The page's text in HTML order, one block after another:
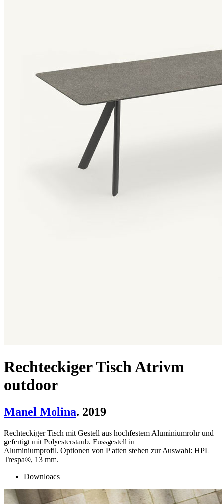
Rechteckiger Tisch Atrivm
outdoor
Manel Molina. 2019
Rechteckiger Tisch mit Gestell aus hochfestem Aluminiumrohr und
gefertigt mit Polyesterstaub. Fussgestell in
Aluminiumprofil. Optionen von Platten stehen zur Auswahl: HPL
Trespa®, 13 mm.
Downloads